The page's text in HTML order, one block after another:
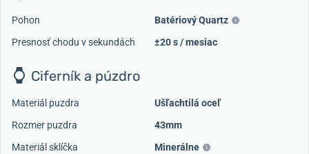
Pohon
Batériový Quartz
Presnosť chodu v sekundách
±20 s / mesiac
Ciferník a púzdro
Materiál puzdra
Ušľachtilá oceľ
Rozmer puzdra
43mm
Materiál sklíčka
Minerálne